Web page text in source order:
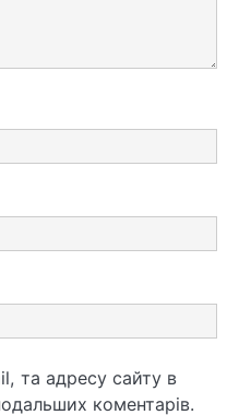
та адресу сайту в
коментарів.